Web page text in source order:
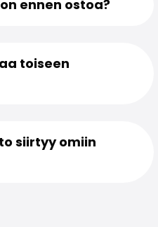
ennen ostoa?
toiseen
siirtyy omiin